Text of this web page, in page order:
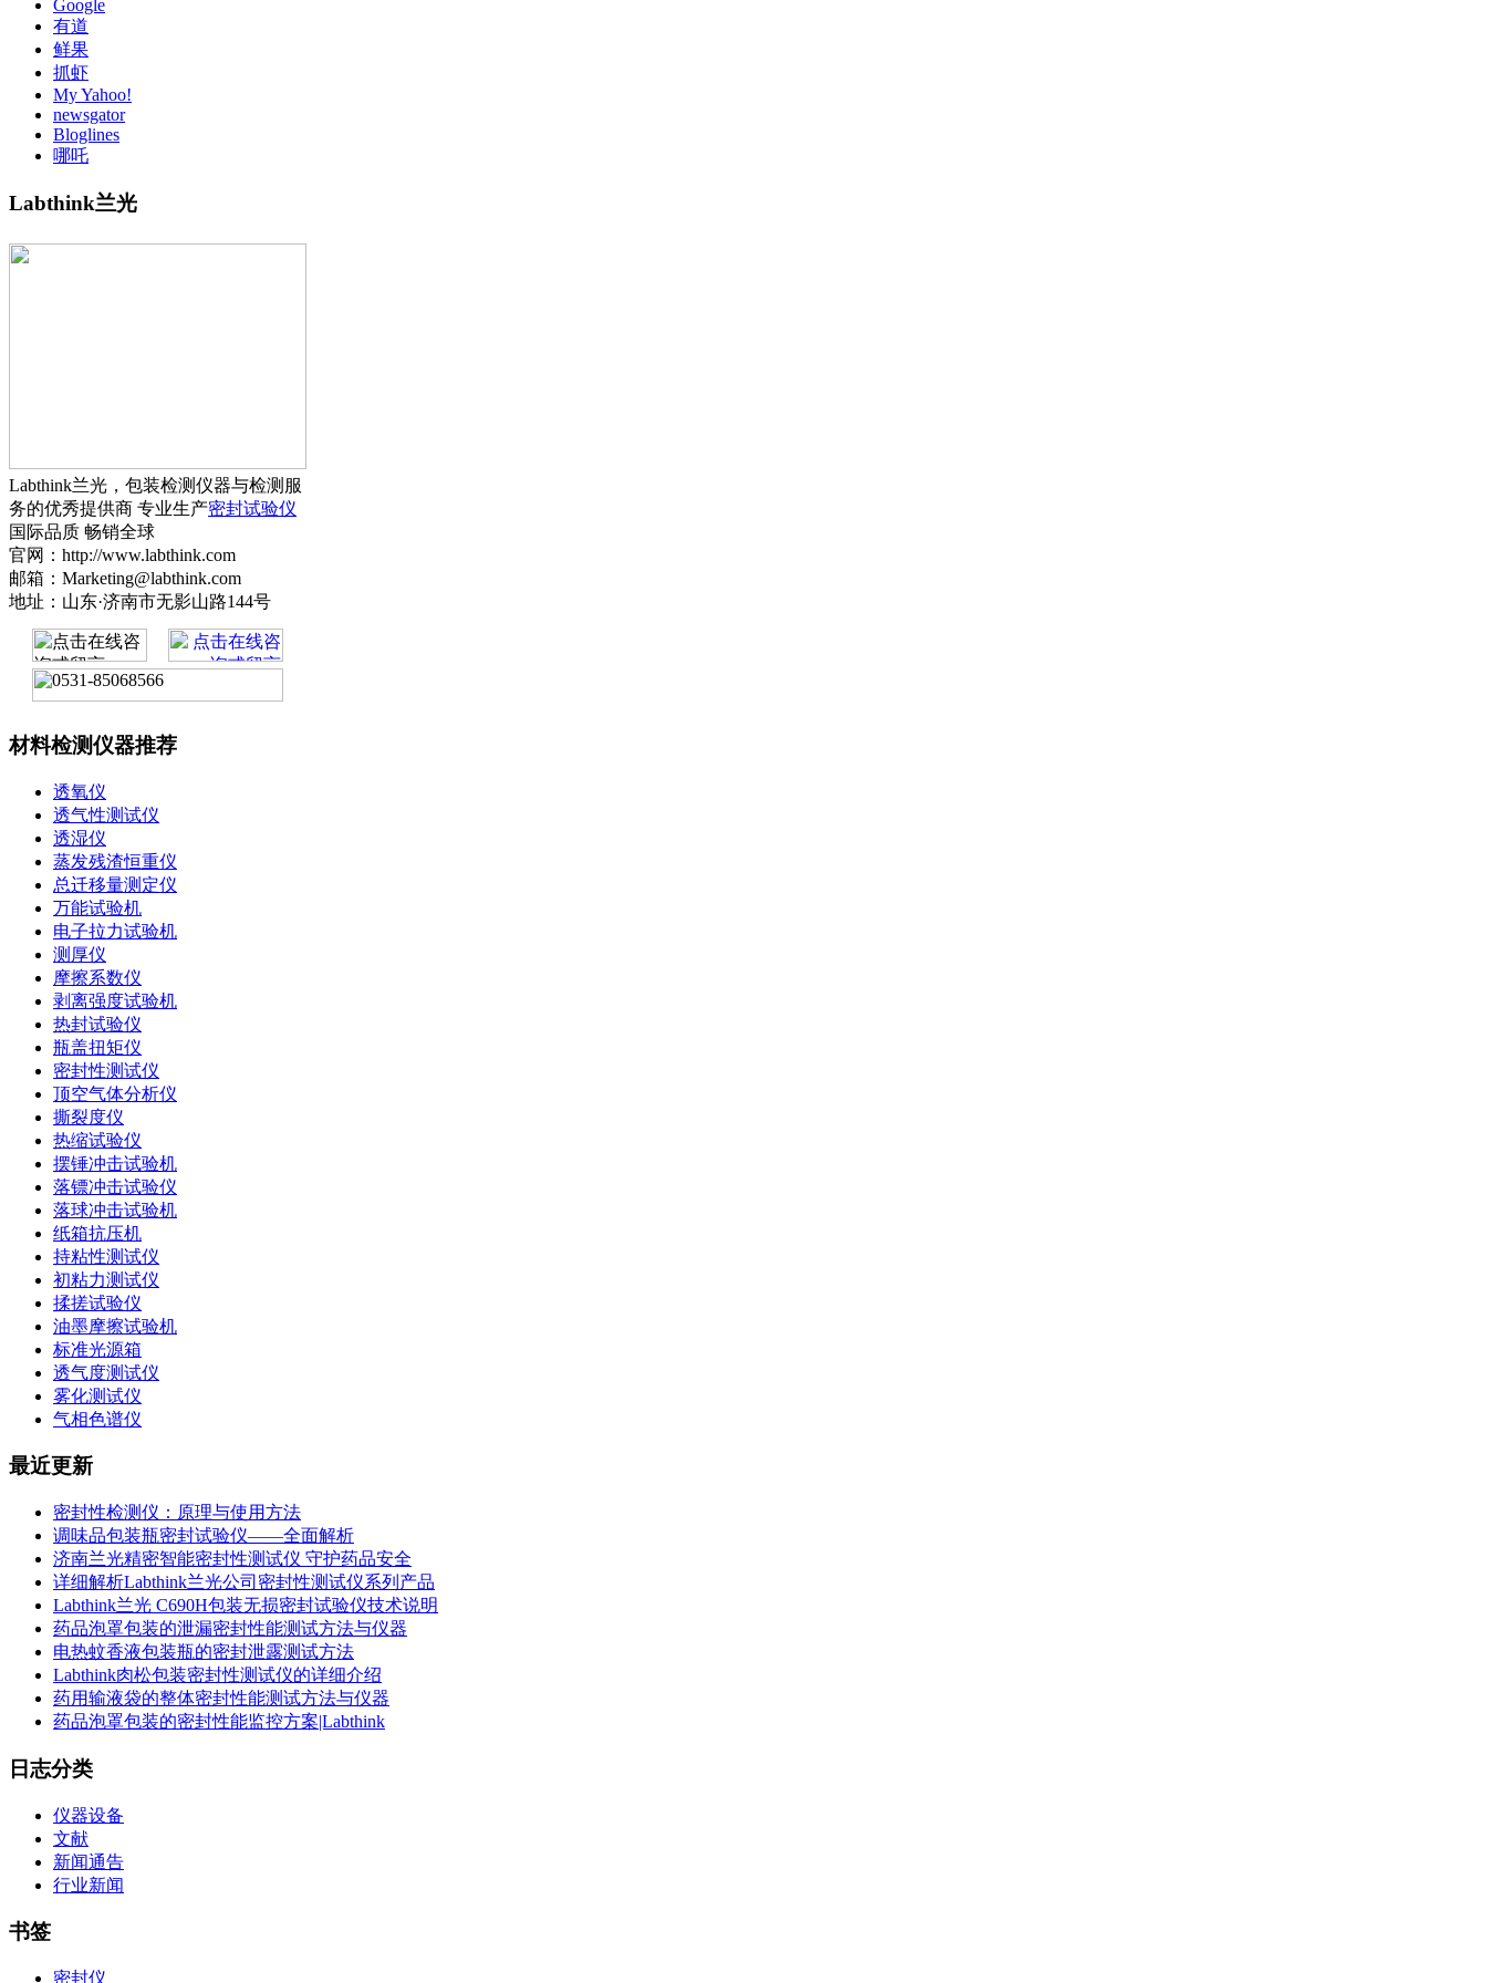
Google
有道
鲜果
抓虾
My Yahoo!
newsgator
Bloglines
哪吒
Labthink兰光
Labthink兰光，包装检测仪器与检测服
务的优秀提供商 专业生产密封试验仪
国际品质 畅销全球
官网：http://www.labthink.com
邮箱：Marketing@labthink.com
地址：山东·济南市无影山路144号
材料检测仪器推荐
透氧仪
透气性测试仪
透湿仪
蒸发残渣恒重仪
总迁移量测定仪
万能试验机
电子拉力试验机
测厚仪
摩擦系数仪
剥离强度试验机
热封试验仪
瓶盖扭矩仪
密封性测试仪
顶空气体分析仪
撕裂度仪
热缩试验仪
摆锤冲击试验机
落镖冲击试验仪
落球冲击试验机
纸箱抗压机
持粘性测试仪
初粘力测试仪
揉搓试验仪
油墨摩擦试验机
标准光源箱
透气度测试仪
雾化测试仪
气相色谱仪
最近更新
密封性检测仪：原理与使用方法
调味品包装瓶密封试验仪——全面解析
济南兰光精密智能密封性测试仪 守护药品安全
详细解析Labthink兰光公司密封性测试仪系列产品
Labthink兰光 C690H包装无损密封试验仪技术说明
药品泡罩包装的泄漏密封性能测试方法与仪器
电热蚊香液包装瓶的密封泄露测试方法
Labthink肉松包装密封性测试仪的详细介绍
药用输液袋的整体密封性能测试方法与仪器
药品泡罩包装的密封性能监控方案|Labthink
日志分类
仪器设备
文献
新闻通告
行业新闻
书签
密封仪